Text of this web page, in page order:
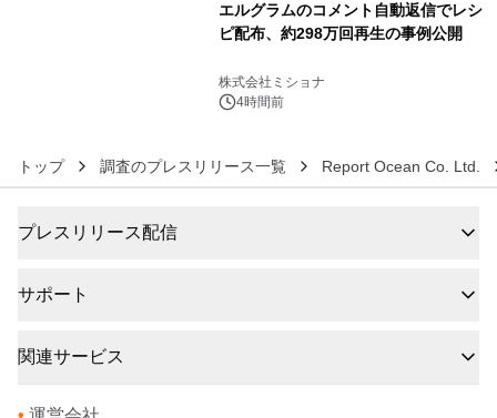
エルグラムのコメント自動返信でレシ
ピ配布、約298万回再生の事例公開
株式会社ミショナ
4時間前
トップ 調査のプレスリリース一覧 Report Ocean Co. Ltd.
プレスリリース配信
サポート
関連サービス